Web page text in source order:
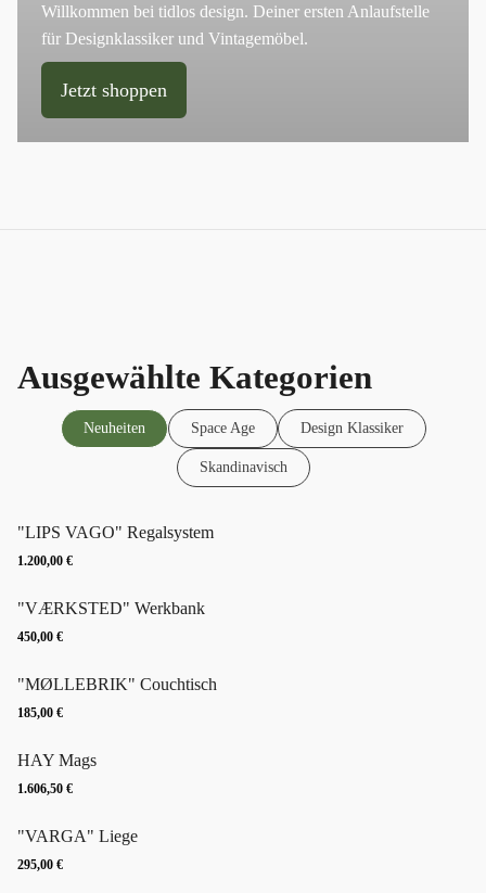
Willkommen bei tidlos design. Deiner ersten Anlaufstelle
für Designklassiker und Vintagemöbel.
Jetzt shoppen
Ausgewählte Kategorien
Neuheiten Space Age Design Klassiker
Skandinavisch
"LIPS VAGO" Regalsystem
1.200,00 €
"VÆRKSTED" Werkbank
450,00 €
"MØLLEBRIK" Couchtisch
185,00 €
HAY Mags
1.606,50 €
"VARGA" Liege
295,00 €